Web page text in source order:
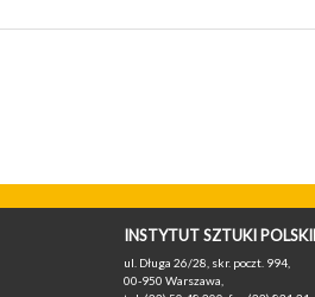
INSTYTUT SZTUKI
ul. Długa 26/28, skr. poczt. 994,
00-950 Warszawa,